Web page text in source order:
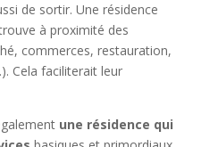
de sortir. Une résidence
à proximité des
commerces, restauration,
Cela faciliterait leur
une résidence qui